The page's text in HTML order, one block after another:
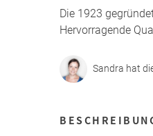
Die 1923
Hervorragende
Sandra hat